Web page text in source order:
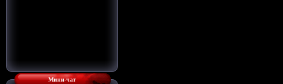
Мини-чат